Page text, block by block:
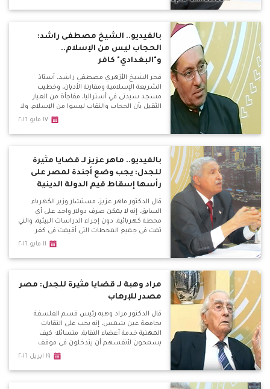
بالفيديو.. الشيخ مصطفى راشد:
الحجاب ليس من الإسلام..
و"البغدادي" كافر
فجر الشيخ الأزهري مصطفي راشد، أستاذ
الشريعة الإسلامية ومقارنة الأديان، وخطيب
مسجد سيدنى في أستراليا، مفاجأة من العيار
الثقيل بأن الحجاب والنقاب ليسوا من الإسلام، ولا
يوجد دليل بالقرآن عليهم، وطلبه بخضوع رجال
١٧ مايو ٢٠١٦
بالفيديو.. ماهر عزيز لـ قضايا مثيرة
للجدل: يجب وضع أجندة لمصر على
رأسها إسقاط قيم الدولة الدينية
قال الدكتور ماهر عزيز، مستشار وزير الكهرباء
السابق، إنه لا يمكن صرف دولار واحد على أي
محطة كهربائية، دون إجراء الدراسات البيئية، والتي
تمت في جميع المحطات التي أقيمت في كفر
الشيخ أو بني سويف، أو القاهرة الجديدة التي
بالإضافة إلى محطات أخرى من أحدث محطات
١١ مايو ٢٠١٦
مراد وهبة لـ قضايا مثيرة للجدل: مصر
مصدر للإرهاب
قال الدكتور مراد وهبه رئيس قسم الفلسفة
بجامعة عين شمس، إنه يجب على النقابات
المهنية خدمة أعضاء النقابة، متسائلا: كيف
يسمحون لأنفسهم أن يتدخلون في موقف
سياسة بالوقوف ضد التطبيع مع إسرائيل، وضد
١٩ ابريل ٢٠١٦